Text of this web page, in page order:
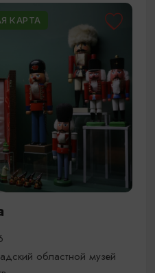
КАРТА
областной музей